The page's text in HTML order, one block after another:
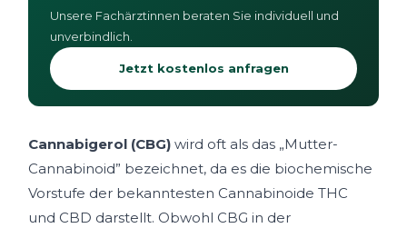
Unsere Fachärztinnen beraten Sie individuell und
unverbindlich.
Jetzt kostenlos anfragen
Cannabigerol (CBG) wird oft als das „Mutter-
Cannabinoid” bezeichnet, da es die biochemische
Vorstufe der bekanntesten Cannabinoide THC
und CBD darstellt. Obwohl CBG in der